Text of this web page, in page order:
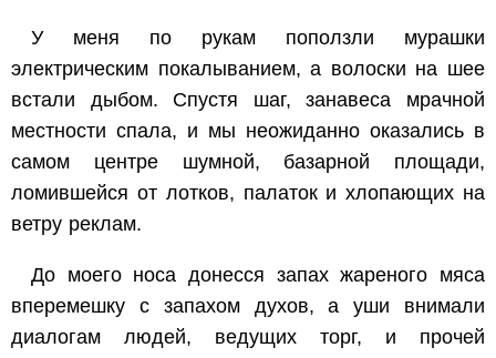
У меня по рукам поползли мурашки
электрическим покалыванием, а волоски на шее
встали дыбом. Спустя шаг, занавеса мрачной
местности спала, и мы неожиданно оказались в
самом центре шумной, базарной площади,
ломившейся от лотков, палаток и хлопающих на
ветру реклам.
До моего носа донесся запах жареного мяса
вперемешку с запахом духов, а уши внимали
диалогам людей, ведущих торг, и прочей